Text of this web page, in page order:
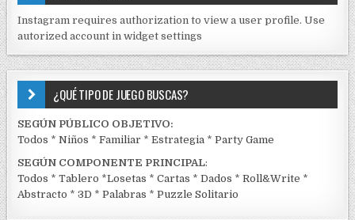
J
C
K
Instagram requires authorization to view a user profile. Use
autorized account in widget settings
¿QUÉ TIPO DE JUEGO BUSCAS?
SEGÚN PÚBLICO OBJETIVO:
Todos *Niños *Familiar *Estrategia *Party Game
SEGÚN COMPONENTE PRINCIPAL:
Todos *Tablero *Losetas *Cartas *Dados *Roll&Write *
Abstracto *3D *Palabras *Puzzle Solitario